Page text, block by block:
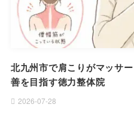
北九州市で肩こりがマッサ
善を目指す徳力整体院
2026-07-28